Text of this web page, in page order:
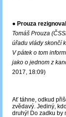
● Prouza
Tomáš Prouza
úřadu vlády skončí
V pátek o tom
jako o jednom z
2017, 18:09)
Ať táhne, odkud
zvědavý. Jediný,
druhý! Do zadku by